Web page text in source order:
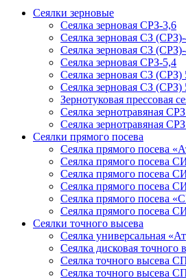
Сеялки зерновые
Сеялка зерновая СРЗ-3,6
Сеялка зерновая СЗ
Сеялка зерновая СЗ
Сеялка зерновая СРЗ-5,4
Сеялка зерновая СЗ (СРЗ)
Сеялка зерновая СЗ (СРЗ)
Зернотуковая прессовая
Сеялка зернотравяная
Сеялка зернотравяная
Сеялки прямого посева
Сеялка прямого посева
Сеялка прямого посева
Сеялка прямого посева
Сеялка прямого посева
Сеялка прямого посева
Сеялка прямого посева
Сеялки точного высева
Сеялка универсальная
Сеялка дисковая точного
Сеялка точного высева
Сеялка точного высева